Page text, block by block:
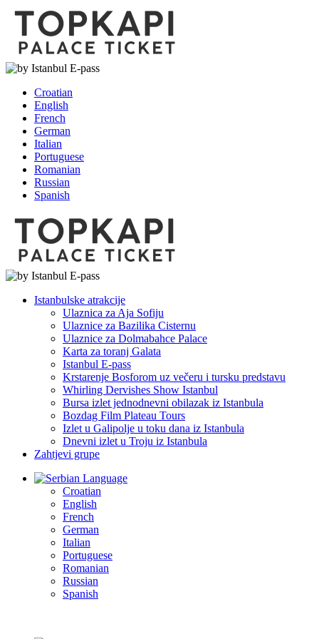
Croatian
English
French
German
Italian
Portuguese
Romanian
Russian
Spanish
Istanbulske atrakcije
Ulaznica za Aja Sofiju
Ulaznice za Bazilika Cisternu
Ulaznice za Dolmabahce Palace
Karta za toranj Galata
Istanbul E-pass
Krstarenje Bosforom uz večeru i tursku predstavu
Whirling Dervishes Show Istanbul
Bursa izlet jednodnevni obilazak iz Istanbula
Bozdag Film Plateau Tours
Izlet u Galipolje u toku dana iz Istanbula
Dnevni izlet u Troju iz Istanbula
Zahtjevi grupe
Language
Croatian
English
French
German
Italian
Portuguese
Romanian
Russian
Spanish